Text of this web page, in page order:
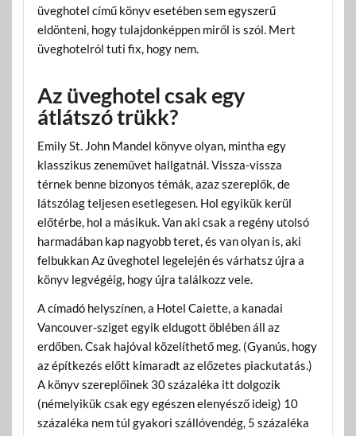
üveghotel című könyv esetében sem egyszerű
eldönteni, hogy tulajdonképpen miről is szól. Mert
üveghotelról tuti fix, hogy nem.
Az üveghotel csak egy
átlátszó trükk?
Emily St. John Mandel könyve olyan, mintha egy
klasszikus zeneművet hallgatnál. Vissza-vissza
térnek benne bizonyos témák, azaz szereplők, de
látszólag teljesen esetlegesen. Hol egyikük kerül
előtérbe, hol a másikuk. Van aki csak a regény utolsó
harmadában kap nagyobb teret, és van olyan is, aki
felbukkan Az üveghotel legelején és várhatsz újra a
könyv legvégéig, hogy újra találkozz vele.
A címadó helyszínen, a Hotel Caiette, a kanadai
Vancouver-sziget egyik eldugott öblében áll az
erdőben. Csak hajóval közelíthető meg. (Gyanús, hogy
az építkezés előtt kimaradt az előzetes piackutatás.)
A könyv szereplőinek 30 százaléka itt dolgozik
(némelyikük csak egy egészen elenyésző ideig) 10
százaléka nem túl gyakori szállóvendég, 5 százaléka